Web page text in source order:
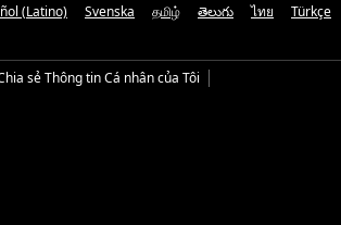
(Latino) Svenska தமிழ் తెలుగు ไทย Türkçe
sẻ Thông tin Cá nhân của Tôi